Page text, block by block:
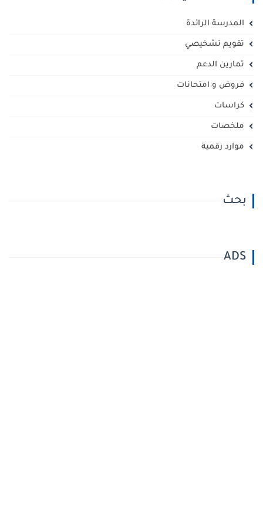
المدرسة الرائدة
تقويم تشخيصي
تمارين الدعم
فروض و امتحانات
كراسات
ملخصات
موارد رقمية
بحث
ADS